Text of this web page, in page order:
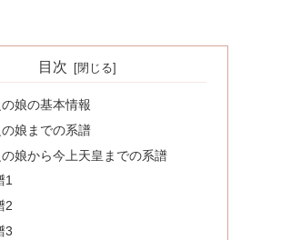
目次
娘の基本情報
娘までの系譜
娘から今上天皇までの系譜
1
2
3